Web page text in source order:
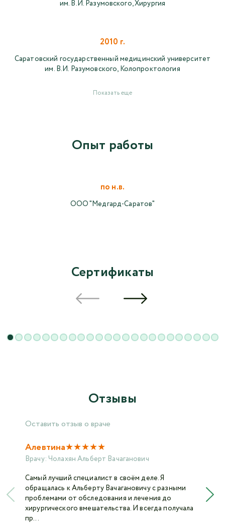
им. В.И. Разумовского, Хирургия
2010 г.
Саратовский государственный медицинский университет
им. В.И. Разумовского, Колопроктология
Показать еще
Опыт работы
по н.в.
ООО "Медгард-Саратов"
Сертификаты
Отзывы
Оставить отзыв о враче
Алевтина★★★★★
Врачу: Чолахян Альберт Вачаганович
Самый лучший специалист в своём деле. Я
обращалась к Альберту Вачагановичу с разными
проблемами от обследования и лечения до
хирургического вмешательства. И всегда получала
пр...